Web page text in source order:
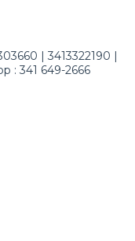
| 3413322190 |
: 341 649-2666